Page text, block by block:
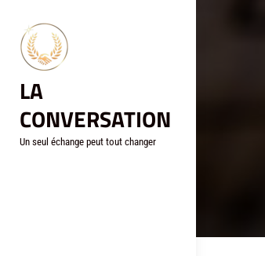
contenu
LA
CONVERSATION
Un seul échange peut tout changer